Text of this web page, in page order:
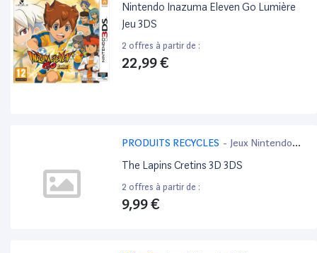
Nintendo Inazuma Eleven Go Lumière
Jeu 3DS
2 offres à partir de :
22,99 €
PRODUITS RECYCLES - Jeux Nintendo
3DS
The Lapins Cretins 3D 3DS
2 offres à partir de :
9,99 €